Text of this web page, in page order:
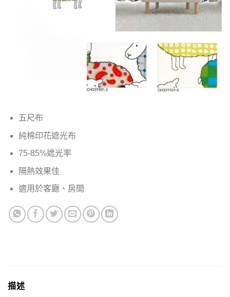
五尺布
純棉印花遮光布
75-85%遮光率
隔熱效果佳
適用於客廳、房間
描述